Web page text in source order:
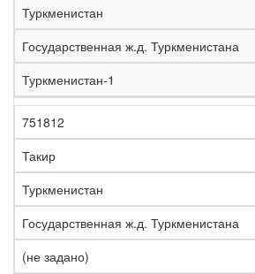
Туркменистан
Государственная ж.д. Туркменистана
Туркменистан-1
751812
Такир
Туркменистан
Государственная ж.д. Туркменистана
(не задано)